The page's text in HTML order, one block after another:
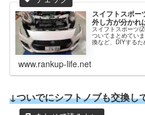
スイフトスポ
外し方が分かれ
スイフトスポーツ
ついてまとめてい
換など、DIYする
www.rankup-life.net
↓ついでにシフトノブも交換し